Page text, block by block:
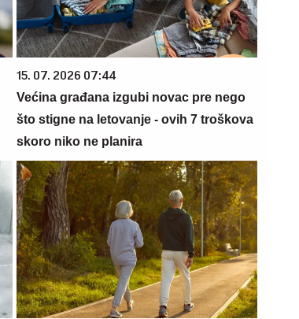
15. 07. 2026 07:44
Većina građana izgubi novac pre nego
što stigne na letovanje - ovih 7 troškova
skoro niko ne planira